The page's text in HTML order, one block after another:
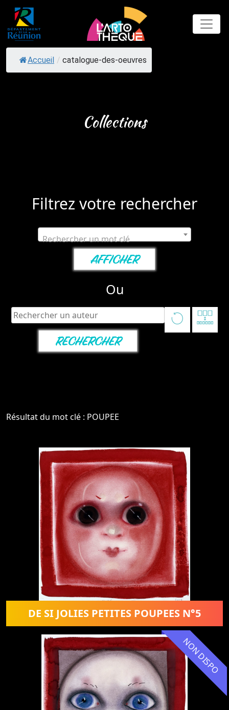
Skip
content
Accueil / catalogue-des-oeuvres
Collections
Filtrez votre rechercher
Rechercher un mot clé
Ou
Résultat du mot clé : POUPEE
DE SI JOLIES PETITES POUPEES N°5
NON DISPO